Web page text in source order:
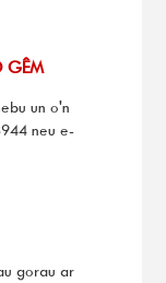
GÊM
un o'n
neu e-
gorau ar